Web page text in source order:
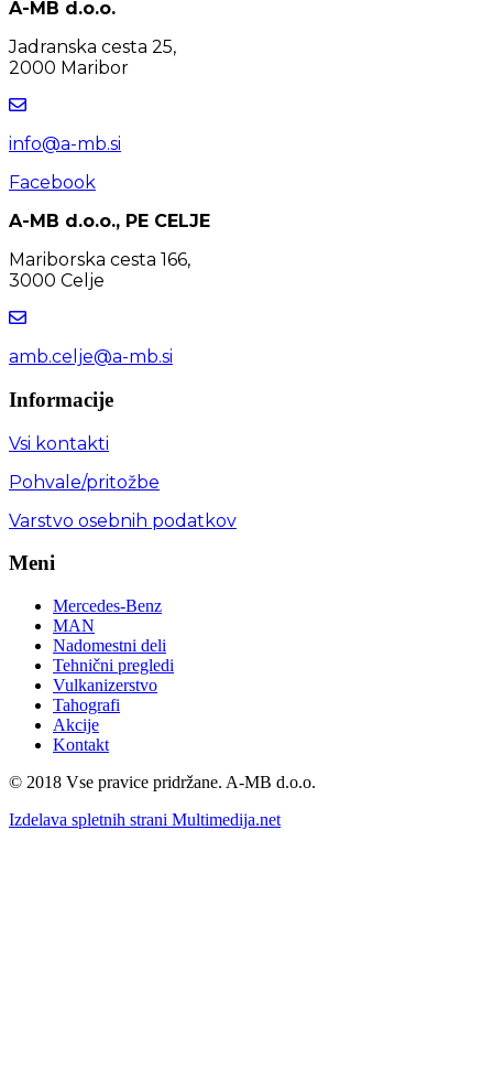
A-MB d.o.o.
Jadranska cesta 25,
2000 Maribor
info@a-mb.si
Facebook
A-MB d.o.o., PE CELJE
Mariborska cesta 166,
3000 Celje
amb.celje@a-mb.si
Informacije
Vsi kontakti
Pohvale/pritožbe
Varstvo osebnih podatkov
Meni
Mercedes-Benz
MAN
Nadomestni deli
Tehnični pregledi
Vulkanizerstvo
Tahografi
Akcije
Kontakt
©️ 2018 Vse pravice pridržane. A-MB d.o.o.
Izdelava spletnih strani Multimedija.net